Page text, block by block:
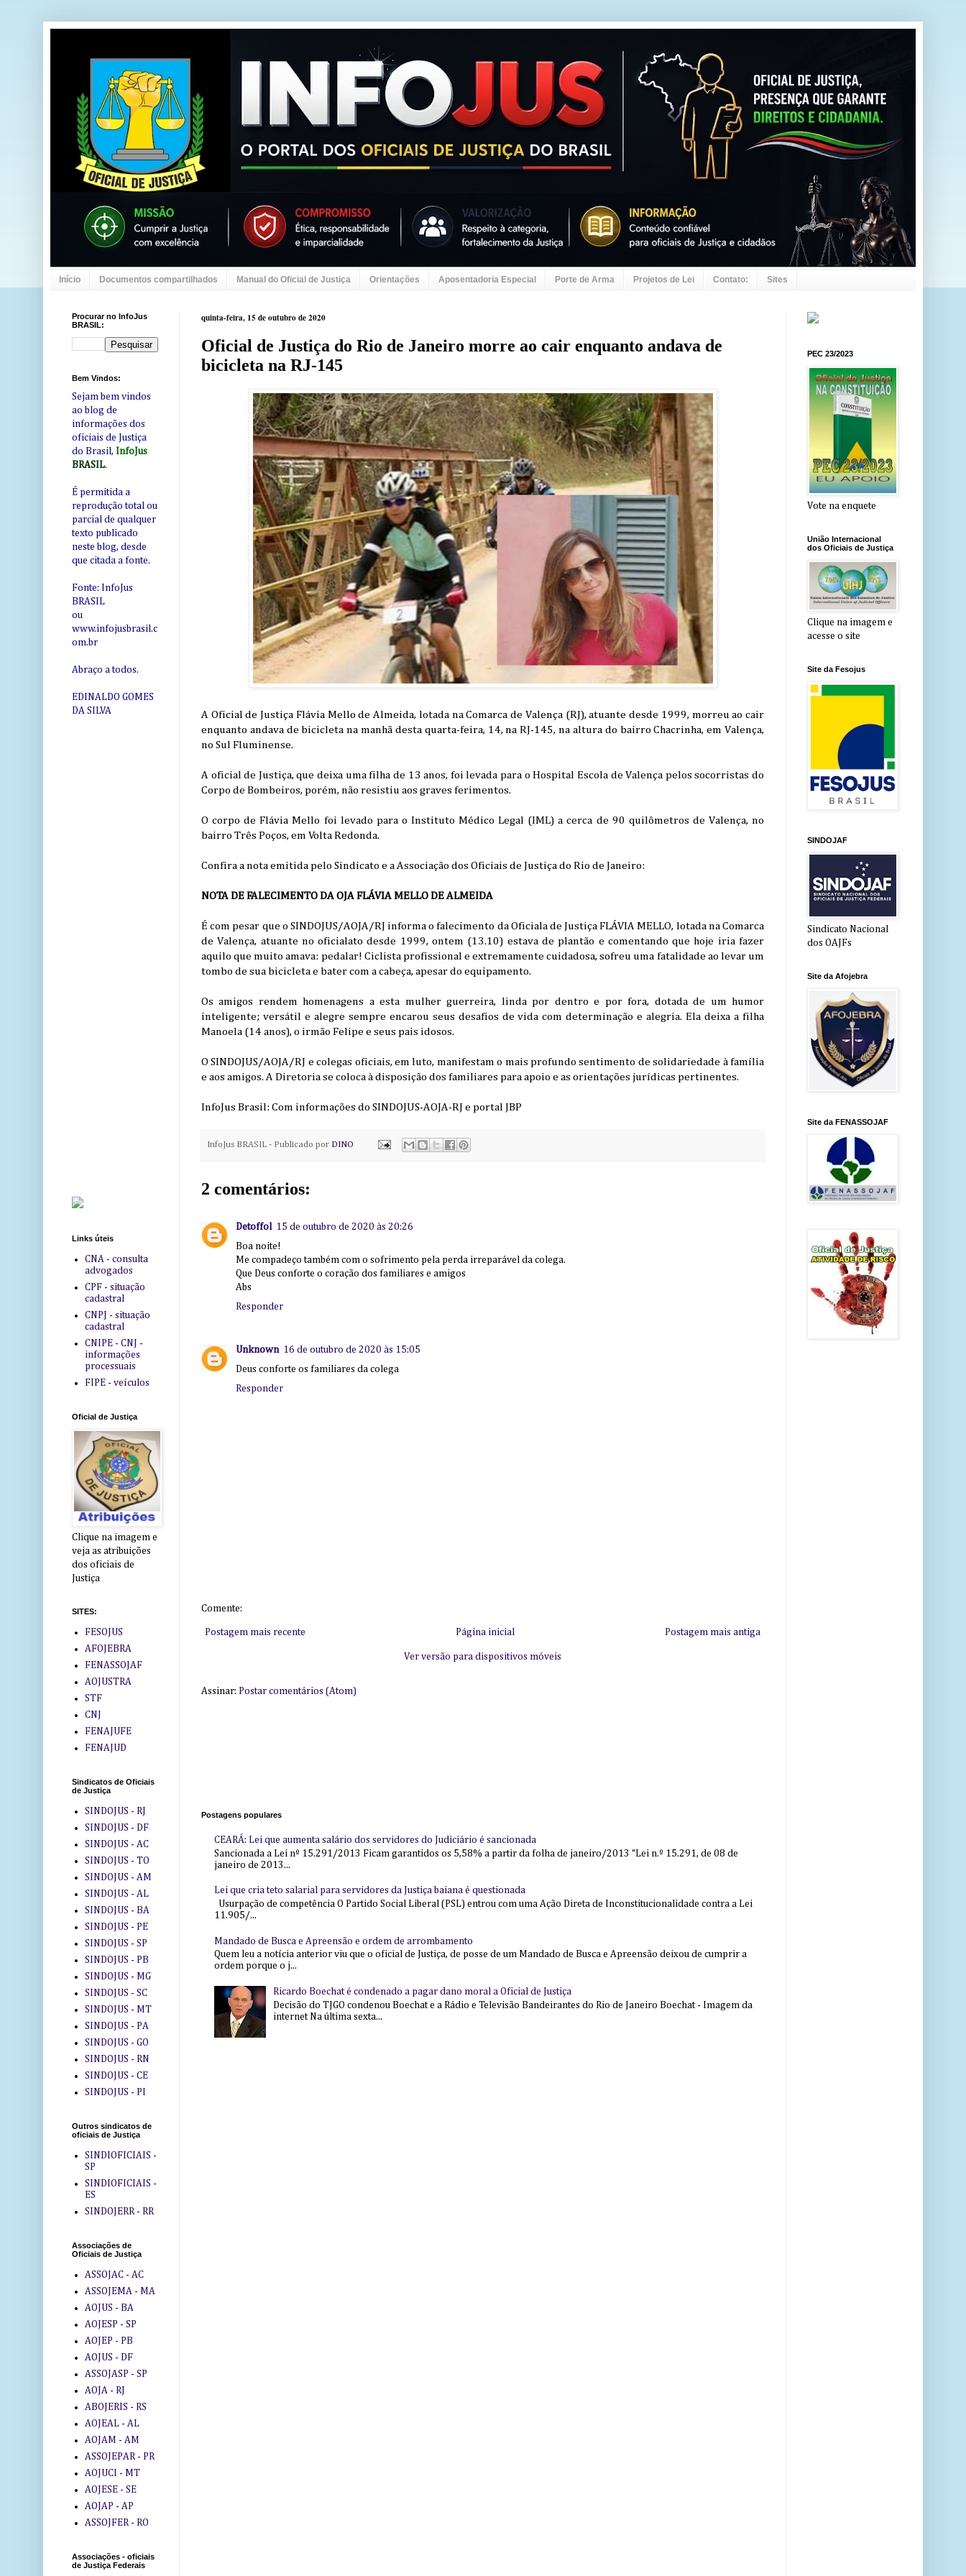
Início Documentos compartilhados Manual do Oficial de Justiça Orientações Aposentadoria Especial Porte de Arma Projetos de Lei Contato: Sites
quinta-feira, 15 de outubro de 2020
Oficial de Justiça do Rio de Janeiro morre ao cair enquanto andava de
bicicleta na RJ-145
A Oficial de Justiça Flávia Mello de Almeida, lotada na Comarca de Valença (RJ), atuante desde 1999, morreu ao cair
enquanto andava de bicicleta na manhã desta quarta-feira, 14, na RJ-145, na altura do bairro Chacrinha, em Valença,
no Sul Fluminense.
A oficial de Justiça, que deixa uma filha de 13 anos, foi levada para o Hospital Escola de Valença pelos socorristas do
Corpo de Bombeiros, porém, não resistiu aos graves ferimentos.
O corpo de Flávia Mello foi levado para o Instituto Médico Legal (IML) a cerca de 90 quilômetros de Valença, no
bairro Três Poços, em Volta Redonda.
Confira a nota emitida pelo Sindicato e a Associação dos Oficiais de Justiça do Rio de Janeiro:
NOTA DE FALECIMENTO DA OJA FLÁVIA MELLO DE ALMEIDA
É com pesar que o SINDOJUS/AOJA/RJ informa o falecimento da Oficiala de Justiça FLÁVIA MELLO, lotada na Comarca
de Valença, atuante no oficialato desde 1999, ontem (13.10) estava de plantão e comentando que hoje iria fazer
aquilo que muito amava: pedalar! Ciclista profissional e extremamente cuidadosa, sofreu uma fatalidade ao levar um
tombo de sua bicicleta e bater com a cabeça, apesar do equipamento.
Os amigos rendem homenagens a esta mulher guerreira, linda por dentro e por fora, dotada de um humor
inteligente; versátil e alegre sempre encarou seus desafios de vida com determinação e alegria. Ela deixa a filha
Manoela (14 anos), o irmão Felipe e seus pais idosos.
O SINDOJUS/AOJA/RJ e colegas oficiais, em luto, manifestam o mais profundo sentimento de solidariedade à família
e aos amigos. A Diretoria se coloca à disposição dos familiares para apoio e as orientações jurídicas pertinentes.
InfoJus Brasil: Com informações do SINDOJUS-AOJA-RJ e portal JBP
InfoJus BRASIL - Publicado por DINO
2 comentários:
Detoffol
15 de outubro de 2020 às 20:26
Boa noite!
Me compadeço também com o sofrimento pela perda irreparável da colega.
Que Deus conforte o coração dos familiares e amigos
Abs
Responder
Unknown 16 de outubro de 2020 às 15:05
Deus conforte os familiares da colega
Responder
Comente:
Postagem mais recente Postagem mais antiga
Página inicial
Ver versão para dispositivos móveis
Assinar: Postar comentários (Atom)
Postagens populares
CEARÁ: Lei que aumenta salário dos servidores do Judiciário é sancionada
Sancionada a Lei nº 15.291/2013 Ficam garantidos os 5,58% a partir da folha de janeiro/2013 “Lei n.º 15.291, de 08 de
janeiro de 2013...
Lei que cria teto salarial para servidores da Justiça baiana é questionada
Usurpação de competência O Partido Social Liberal (PSL) entrou com uma Ação Direta de Inconstitucionalidade contra a Lei
11.905/...
Mandado de Busca e Apreensão e ordem de arrombamento
Quem leu a notícia anterior viu que o oficial de Justiça, de posse de um Mandado de Busca e Apreensão deixou de cumprir a
ordem porque o j...
Ricardo Boechat é condenado a pagar dano moral a Oficial de Justiça
Decisão do TJGO condenou Boechat e a Rádio e Televisão Bandeirantes do Rio de Janeiro Boechat - Imagem da
internet Na última sexta...
Procurar no InfoJus
BRASIL:
Bem Vindos:
Sejam bem vindos
ao blog de
informações dos
oficiais de Justiça
do Brasil, InfoJus
BRASIL.
É permitida a
reprodução total ou
parcial de qualquer
texto publicado
neste blog, desde
que citada a fonte.
Fonte: InfoJus
BRASIL
ou
www.infojusbrasil.c
om.br
Abraço a todos.
EDINALDO GOMES
DA SILVA
Links úteis
CNA - consulta
advogados
CPF - situação
cadastral
CNPJ - situação
cadastral
CNIPE - CNJ -
informações
processuais
FIPE - veículos
Oficial de Justiça
Clique na imagem e
veja as atribuições
dos oficiais de
Justiça
SITES:
FESOJUS
AFOJEBRA
FENASSOJAF
AOJUSTRA
STF
CNJ
FENAJUFE
FENAJUD
Sindicatos de Oficiais
de Justiça
SINDOJUS - RJ
SINDOJUS - DF
SINDOJUS - AC
SINDOJUS - TO
SINDOJUS - AM
SINDOJUS - AL
SINDOJUS - BA
SINDOJUS - PE
SINDOJUS - SP
SINDOJUS - PB
SINDOJUS - MG
SINDOJUS - SC
SINDOJUS - MT
SINDOJUS - PA
SINDOJUS - GO
SINDOJUS - RN
SINDOJUS - CE
SINDOJUS - PI
Outros sindicatos de
oficiais de Justiça
SINDIOFICIAIS -
SP
SINDIOFICIAIS -
ES
SINDOJERR - RR
Associações de
Oficiais de Justiça
ASSOJAC - AC
ASSOJEMA - MA
AOJUS - BA
AOJESP - SP
AOJEP - PB
AOJUS - DF
ASSOJASP - SP
AOJA - RJ
ABOJERIS - RS
AOJEAL - AL
AOJAM - AM
ASSOJEPAR - PR
AOJUCI - MT
AOJESE - SE
AOJAP - AP
ASSOJFER - RO
Associações - oficiais
de Justiça Federais
PEC 23/2023
Vote na enquete
União Internacional
dos Oficiais de Justiça
Clique na imagem e
acesse o site
Site da Fesojus
SINDOJAF
Sindicato Nacional
dos OAJFs
Site da Afojebra
Site da FENASSOJAF